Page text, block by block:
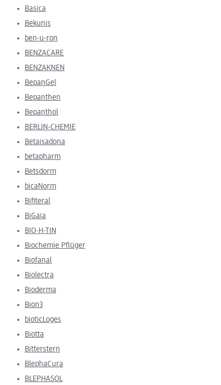
Basica
Bekunis
ben-u-ron
BENZACARE
BENZAKNEN
BepanGel
Bepanthen
Bepanthol
BERLIN-CHEMIE
Betaisadona
betapharm
Betsdorm
bicaNorm
Bifiteral
BiGaia
BIO-H-TIN
Biochemie Pflüger
Biofanal
Biolectra
Bioderma
Bion3
bioticLoges
Biotta
Bitterstern
BlephaCura
BLEPHASOL